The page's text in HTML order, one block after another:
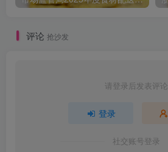
评论 抢沙发
请登录后发表评论
登录
社交账号登录